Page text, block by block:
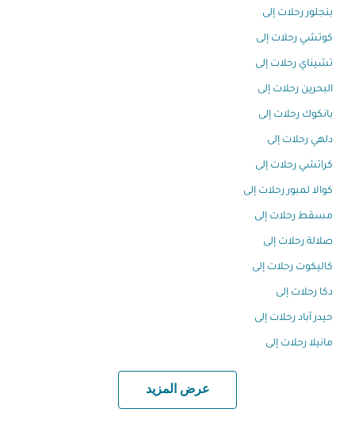
بنجلور رحلات إلى
كوتشي رحلات إلى
تشيناي رحلات إلى
البحرين رحلات إلى
بانكوك رحلات إلى
دلهي رحلات إلى
كراتشي رحلات إلى
كوالا لمبور رحلات إلى
مسقط رحلات إلى
صلالة رحلات إلى
كاليكوت رحلات إلى
دكا رحلات إلى
حيدر أباد رحلات إلى
مانيلا رحلات إلى
عرض المزيد